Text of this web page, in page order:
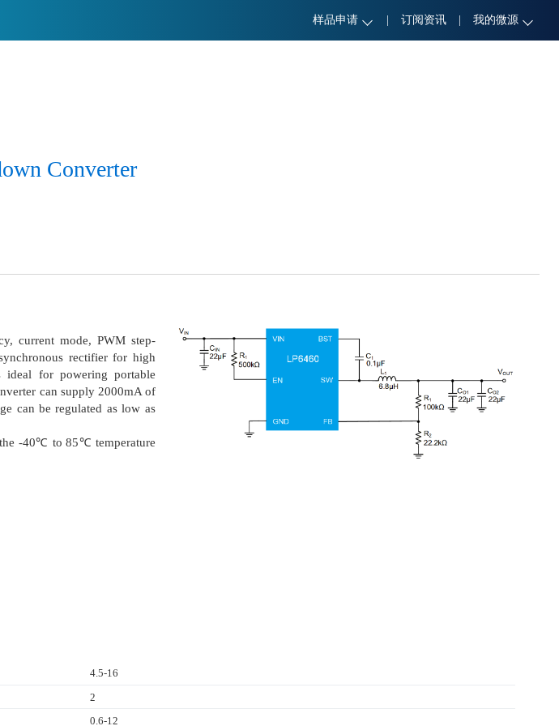
样品申请 订阅资讯 我的微源
Converter
current mode, PWM step-
rectifier for high
ideal for powering portable
can supply 2000mA of
can be regulated as low as
the -40℃ to 85℃ temperature
4.5-16
2
0.6-12